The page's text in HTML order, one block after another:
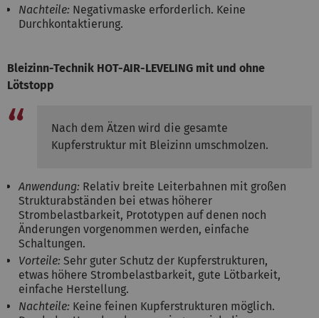
Nachteile: Negativmaske erforderlich. Keine
Durchkontaktierung.
Bleizinn-Technik HOT-AIR-LEVELING mit und ohne
Lötstopp
Nach dem Ätzen wird die gesamte
Kupferstruktur mit Bleizinn umschmolzen.
Anwendung: Relativ breite Leiterbahnen mit großen
Strukturabständen bei etwas höherer
Strombelastbarkeit, Prototypen auf denen noch
Änderungen vorgenommen werden, einfache
Schaltungen.
Vorteile: Sehr guter Schutz der Kupferstrukturen,
etwas höhere Strombelastbarkeit, gute Lötbarkeit,
einfache Herstellung.
Nachteile: Keine feinen Kupferstrukturen möglich.